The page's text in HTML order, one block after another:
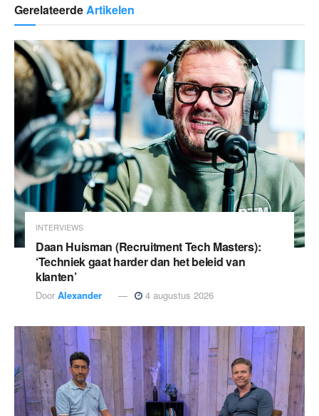
GerelateerdeArtikelen
INTERVIEWS
Daan Huisman (Recruitment Tech Masters):
‘Techniek gaat harder dan het beleid van
klanten’
Door Alexander 4 augustus 2026